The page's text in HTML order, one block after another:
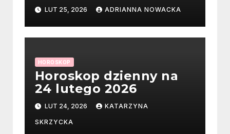
LUT 25, 2026 ADRIANNA NOWACKA
HOROSKOP
Horoskop dzienny na
24 lutego 2026
LUT 24, 2026 KATARZYNA
SKRZYCKA